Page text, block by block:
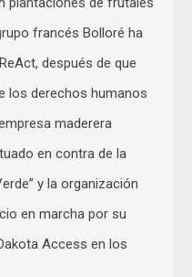
francés Bolloré ha
después de que
los derechos humanos
maderera
en contra de la
y la organización
en marcha por su
Access en los